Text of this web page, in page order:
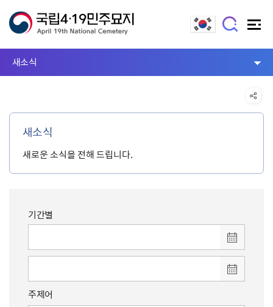
새소식
새소식
새로운 소식을 전해 드립니다.
기간별
주제어